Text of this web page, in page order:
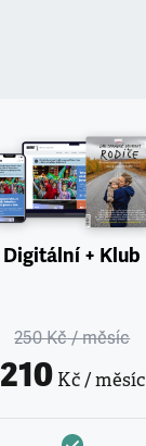
Digitální + Klub
250 Kč/ měsíc
210Kč / měsíc